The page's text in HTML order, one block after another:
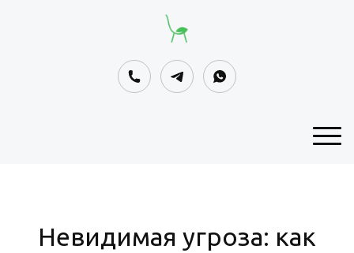
Невидимая угроза: как